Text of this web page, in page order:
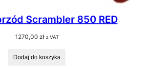
Scrambler 850 RED
1270,00 zł z VAT
Dodaj do koszyka